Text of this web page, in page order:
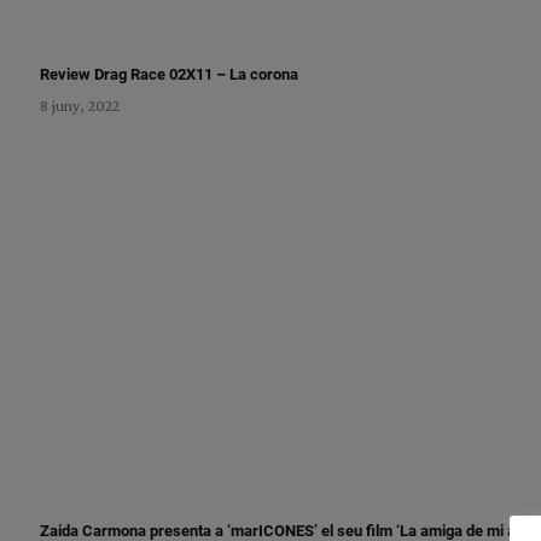
Review Drag Race 02X11 – La corona
8 juny, 2022
Zaida Carmona presenta a ‘marICONES’ el seu film ‘La amiga de mi